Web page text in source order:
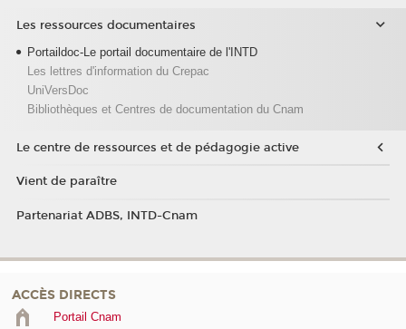
Les ressources documentaires
Portaildoc-Le portail documentaire de l'INTD
Les lettres d'information du Crepac
UniVersDoc
Bibliothèques et Centres de documentation du Cnam
Le centre de ressources et de pédagogie active
Vient de paraître
Partenariat ADBS, INTD-Cnam
ACCÈS DIRECTS
Portail Cnam